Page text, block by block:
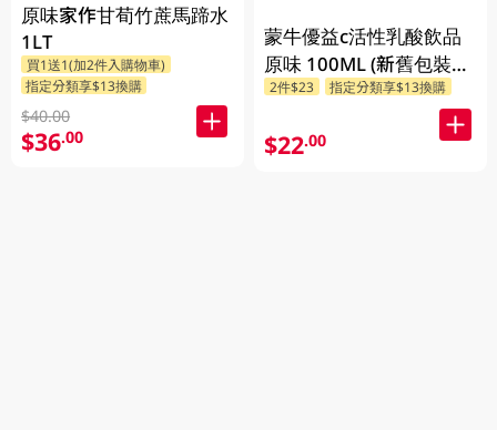
原味家作甘荀竹蔗馬蹄水
1LT
買1送1(加2件入購物車)
指定分類享$13換購
$40.00
$36.00
蒙牛優益c活性乳酸飲品
原味 100ML (新舊包裝隨
機發貨
2件$23 指定分類享$13換購
$22.00